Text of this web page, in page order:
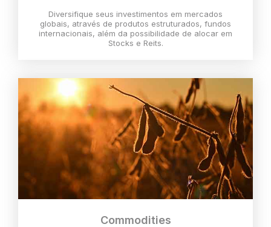
Diversifique seus investimentos em mercados
globais, através de produtos estruturados, fundos
internacionais, além da possibilidade de alocar em
Stocks e Reits.
Commodities